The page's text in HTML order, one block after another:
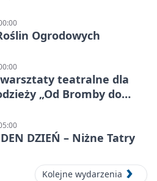
Ogrodowych
warsztaty teatralne dla
„Od Bromby do
DZIEŃ – Niżne Tatry
Kolejne wydarzenia